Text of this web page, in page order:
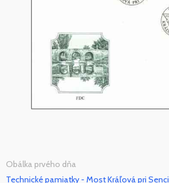
Obálka prvého dňa
Technické pamiatky - Most Kráľová pri Senci